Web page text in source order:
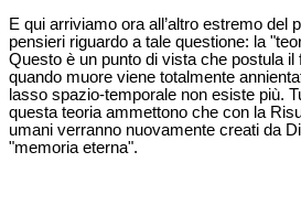
E qui arriviamo ora all’altro estremo del
pensieri riguardo a tale questione: la
Questo è un punto di vista che postula il
quando muore viene totalmente
lasso spazio-temporale non esiste più.
questa teoria ammettono che con la
umani verranno nuovamente creati da
"memoria eterna".